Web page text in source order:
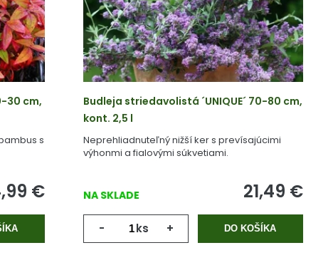
30 cm,
s
€
Budleja striedavolistá ´UNIQUE´ 70-80 cm,
kont. 2,5 l
Neprehliadnuteľný nižší ker s prevísajúcimi
výhonmi a fialovými súkvetiami.
NA SKLADE 21,49 €
- ks + DO KOŠÍKA